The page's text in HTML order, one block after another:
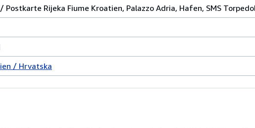
Postkarte Rijeka Fiume Kroatien, Palazzo Adria, Hafen, SMS
/ Hrvatska